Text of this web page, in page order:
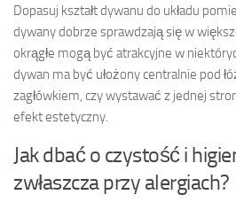
Dopasuj kształt dywanu do układu
dywany dobrze sprawdzają się w
okrągłe mogą być atrakcyjne w
dywan ma być ułożony centralnie pod
zagłówkiem, czy wystawać z jednej
efekt estetyczny.
Jak dbać o czystość i
zwłaszcza przy alergiach?